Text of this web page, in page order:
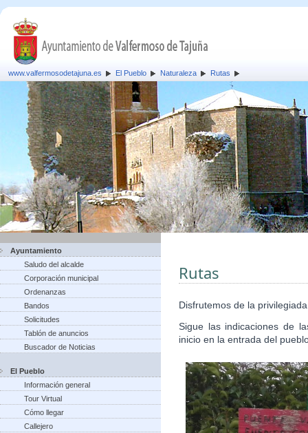
www.valfermosodetajuna.es El Pueblo Naturaleza Rutas
Ayuntamiento
Saludo del alcalde
Corporación municipal
Ordenanzas
Bandos
Solicitudes
Tablón de anuncios
Buscador de Noticias
El Pueblo
Información general
Tour Virtual
Cómo llegar
Callejero
Rutas
Disfrutemos de la
Sigue las indicaciones de
inicio en la entrada del